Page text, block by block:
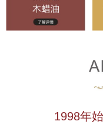
1998年